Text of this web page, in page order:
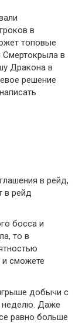
в
топовые
Смертокрыла в
Дракона в
решение
в рейд,
в рейд
босса и
то в
и сможете
добычи с
неделю. Даже
равно больше